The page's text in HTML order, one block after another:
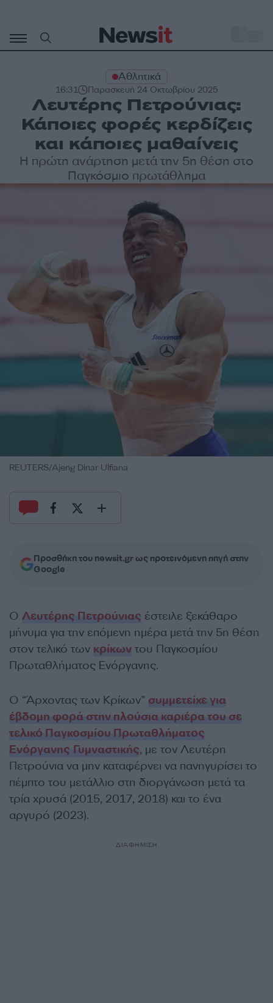
περιεχόμενο
Αθλητικά
16:31 Παρασκευή 24 Οκτωβρίου 2025
Λευτέρης Πετρούνιας:
Κάποιες φορές κερδίζεις
και κάποιες μαθαίνεις
Η πρώτη ανάρτηση μετά την 5η θέση στο
Παγκόσμιο πρωτάθλημα
REUTERS/Ajeng Dinar Ulfiana
Προσθήκη του newsit.gr ως προτεινόμενη πηγή στην
Google
Ο Λευτέρης Πετρούνιας έστειλε ξεκάθαρο
μήνυμα για την επόμενη ημέρα μετά την 5η θέση
στον τελικό των κρίκων του Παγκοσμίου
Πρωταθλήματος Ενόργανης.
Ο “Άρχοντας των Κρίκων” συμμετείχε για
έβδομη φορά στην πλούσια καριέρα του σε
τελικό Παγκοσμίου Πρωταθλήματος
Ενόργανης Γυμναστικής, με τον Λευτέρη
Πετρούνια να μην καταφέρνει να πανηγυρίσει το
πέμπτο του μετάλλιο στη διοργάνωση μετά τα
τρία χρυσά (2015, 2017, 2018) και το ένα
αργυρό (2023).
ΔΙΑΦΗΜΙΣΗ